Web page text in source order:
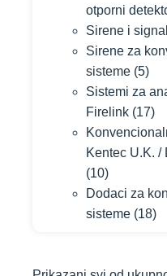
otporni
Sirene i
Sirene za
sisteme (5)
Sistemi za
Firelink (17)
Kentec U.K. /
(10)
Dodaci za
sisteme (18)